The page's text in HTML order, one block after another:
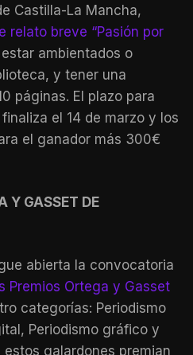
Castilla-La Mancha,
relato breve “Pasión por
ambientados o
y tener una
páginas. El plazo para
el 14 de marzo y los
el ganador más 300€
Y GASSET DE
abierta la convocatoria
Premios Ortega y Gasset
categorías: Periodismo
Periodismo gráfico y
galardones premian